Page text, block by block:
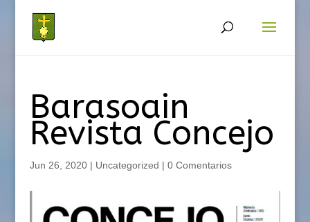
Barasoain
Revista Concejo
Jun 26, 2020| Uncategorized | 0 Comentarios